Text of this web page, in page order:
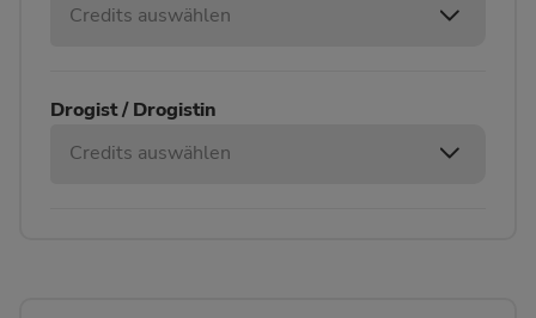
Credits auswählen
Drogist / Drogistin
Credits auswählen